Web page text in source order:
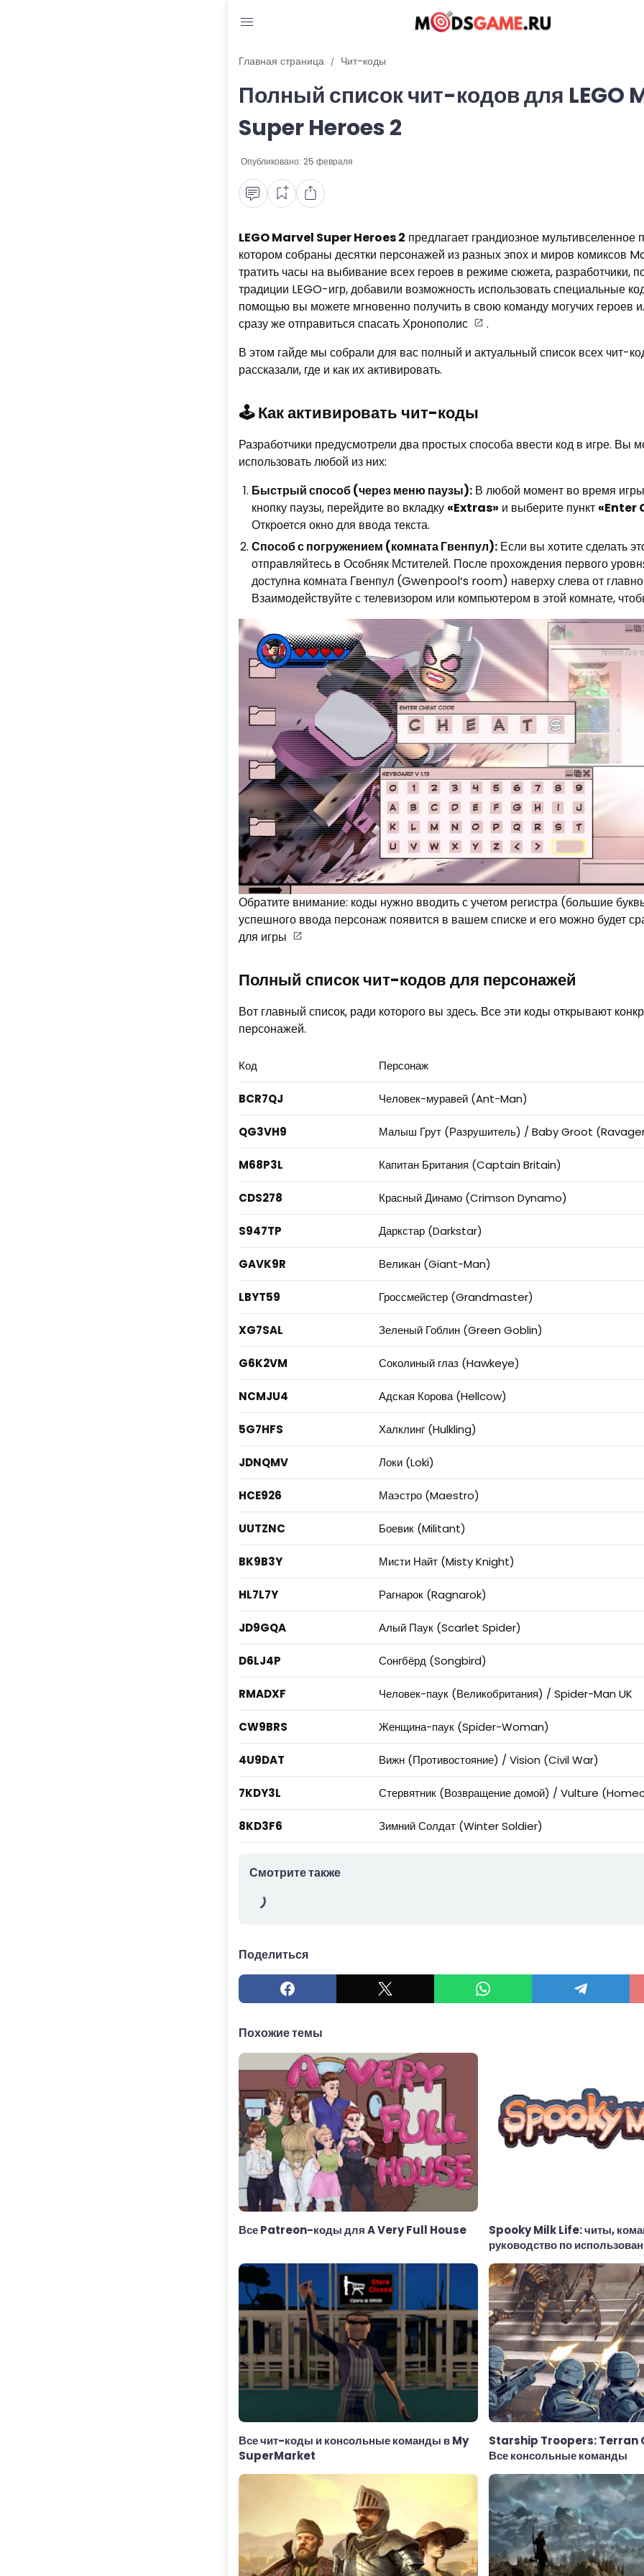
Блог
Читы и коды
Промокоды
Ошибки
Руководства
Roblox
Главная страница Чит-коды
Полный список чит-кодов для LEGO
Super Heroes 2
Опубликовано: 25 февраля
LEGO Marvel Super Heroes 2 предлагает грандиозное мультивселенное
котором собраны десятки персонажей из разных эпох и миров комиксов
тратить часы на выбивание всех героев в режиме сюжета, разработчики,
традиции LEGO-игр, добавили возможность использовать специальные
помощью вы можете мгновенно получить в свою команду могучих героев
сразу же отправиться спасать Хронополис
.
В этом гайде мы собрали для вас полный и актуальный список всех чит-
рассказали, где и как их активировать.
🕹️ Как активировать чит-коды
Разработчики предусмотрели два простых способа ввести код в игре. Вы
использовать любой из них:
Быстрый способ (через меню паузы):В любой момент во время
кнопку паузы, перейдите во вкладку «Extras» и выберите пункт «Enter
Откроется окно для ввода текста.
Способ с погружением (комната Гвенпул):Если вы хотите сделать
отправляйтесь в Особняк Мстителей. После прохождения первого
доступна комната Гвенпул (Gwenpool‘s room) наверху слева от
Взаимодействуйте с телевизором или компьютером в этой комнате,
Обратите внимание: коды нужно вводить с учетом регистра (большие
успешного ввода персонаж появится в вашем списке и его можно будет
для игры
Полный список чит-кодов для персонажей
Вот главный список, ради которого вы здесь. Все эти коды открывают
персонажей.
Код Персонаж
BCR7QJ Человек-муравей (Ant-Man)
QG3VH9 Малыш Грут (Разрушитель) / Baby Groot
M68P3L Капитан Британия (Captain Britain)
CDS278 Красный Динамо (Crimson Dynamo)
S947TP Даркстар (Darkstar)
GAVK9R Великан (Giant-Man)
LBYT59 Гроссмейстер (Grandmaster)
XG7SAL Зеленый Гоблин (Green Goblin)
G6K2VM Соколиный глаз (Hawkeye)
NCMJU4 Адская Корова (Hellcow)
5G7HFS Халклинг (Hulkling)
JDNQMV Локи (Loki)
HCE926 Маэстро (Maestro)
UUTZNC Боевик (Militant)
BK9B3Y Мисти Найт (Misty Knight)
HL7L7Y Рагнарок (Ragnarok)
JD9GQA Алый Паук (Scarlet Spider)
D6LJ4P Сонгбёрд (Songbird)
RMADXF Человек-паук (Великобритания) / Spider-Man UK
CW9BRS Женщина-паук (Spider-Woman)
4U9DAT Вижн (Противостояние) / Vision (Civil War)
7KDY3L Стервятник (Возвращение домой) / Vulture
8KD3F6 Зимний Солдат (Winter Soldier)
Смотрите также
Поделиться
Похожие темы
Все Patreon-коды для A Very Full House
Spooky Milk Life: читы,
руководство по
Все чит-коды и консольные команды в My
SuperMarket
Starship Troopers: Terran
Все консольные команды